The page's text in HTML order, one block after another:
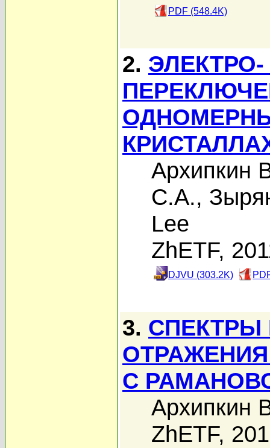
PDF (548.4K)
2.
Архипкин
С.А.,
Lee
ZhETF,
DJVU (303.2K)
3. СПЕКТРЫ
С
Архипкин
ZhETF,